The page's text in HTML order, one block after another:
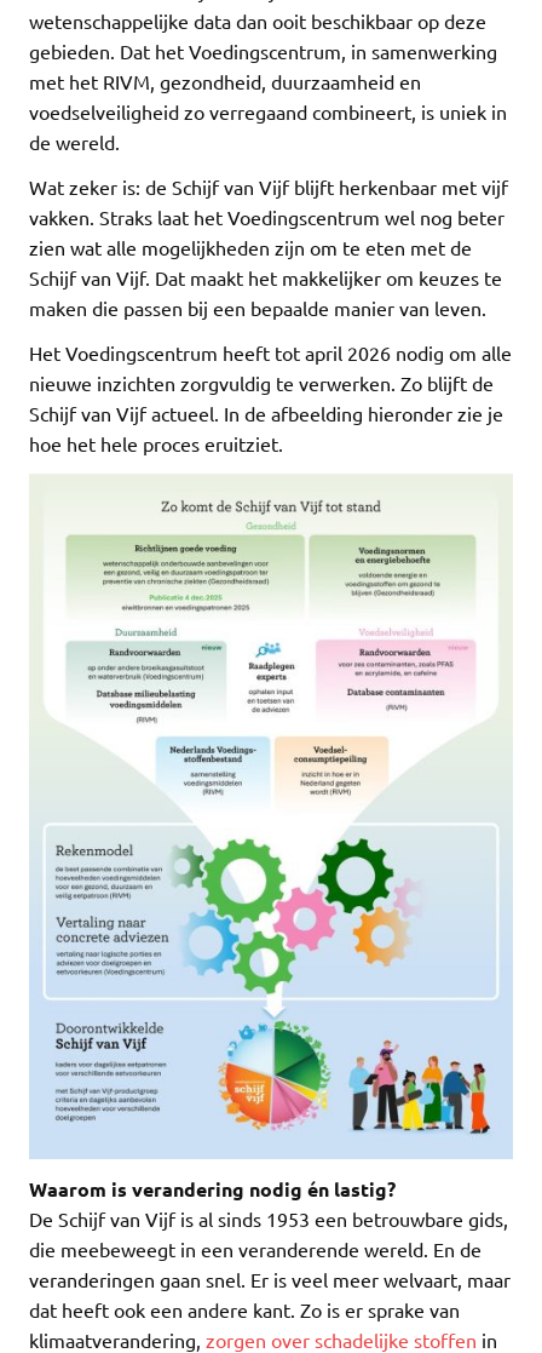
wetenschappelijke data dan ooit beschikbaar op deze
gebieden. Dat het Voedingscentrum, in samenwerking
met het RIVM, gezondheid, duurzaamheid en
voedselveiligheid zo verregaand combineert, is uniek in
de wereld.
Wat zeker is: de Schijf van Vijf blijft herkenbaar met vijf
vakken. Straks laat het Voedingscentrum wel nog beter
zien wat alle mogelijkheden zijn om te eten met de
Schijf van Vijf. Dat maakt het makkelijker om keuzes te
maken die passen bij een bepaalde manier van leven.
Het Voedingscentrum heeft tot april 2026 nodig om alle
nieuwe inzichten zorgvuldig te verwerken. Zo blijft de
Schijf van Vijf actueel. In de afbeelding hieronder zie je
hoe het hele proces eruitziet.
Waarom is verandering nodig én lastig?
De Schijf van Vijf is al sinds 1953 een betrouwbare gids,
die meebeweegt in een veranderende wereld. En de
veranderingen gaan snel. Er is veel meer welvaart, maar
dat heeft ook een andere kant. Zo is er sprake van
klimaatverandering, zorgen over schadelijke stoffen in